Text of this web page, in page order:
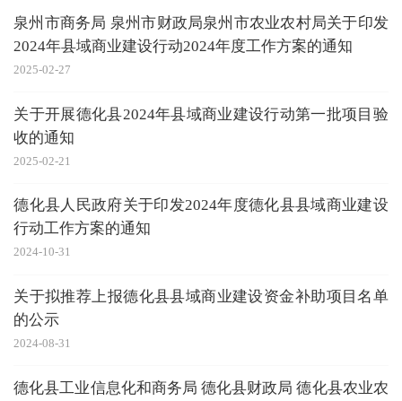
泉州市商务局 泉州市财政局泉州市农业农村局关于印发
2024年县域商业建设行动2024年度工作方案的通知
2025-02-27
关于开展德化县2024年县域商业建设行动第一批项目验
收的通知
2025-02-21
德化县人民政府关于印发2024年度德化县县域商业建设
行动工作方案的通知
2024-10-31
关于拟推荐上报德化县县域商业建设资金补助项目名单
的公示
2024-08-31
德化县工业信息化和商务局 德化县财政局 德化县农业农